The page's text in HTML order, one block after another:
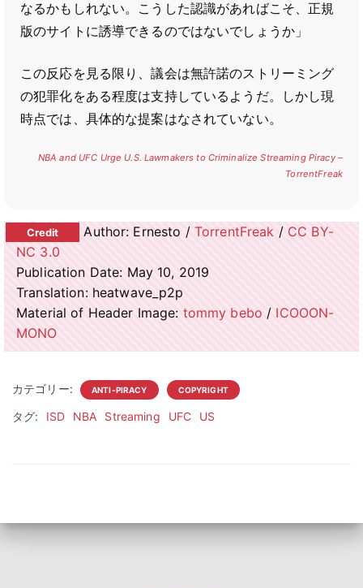
なるかもしれない。こうした認識があればこそ、正規
版のサイトに誘導できるのではないでしょうか」
この反応を見る限り、議会は無許諾のストリーミング
の犯罪化をある程度は支持しているようだ。しかし現
時点では、具体的な提案はなされていない。
NBA and UFC Urge U.S. Lawmakers to Criminalize Streaming Piracy –
TorrentFreak
Author: Ernesto / TorrentFreak / CC BY-
NC 3.0
Publication Date: May 10, 2019
Translation: heatwave_p2p
Material of Header Image: tommy bebo / ICOOON-
MONO
カテゴリー: ANTI-PIRACY COPYRIGHT
タグ: ISD NBA Streaming UFC US